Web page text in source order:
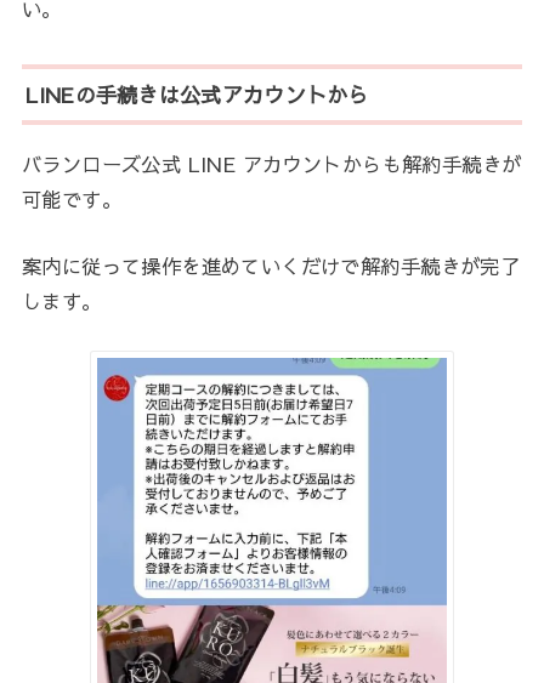
い。
LINEの手続きは公式アカウントから
バランローズ公式 LINE アカウントからも解約手続きが
可能です。
案内に従って操作を進めていくだけで解約手続きが完了
します。